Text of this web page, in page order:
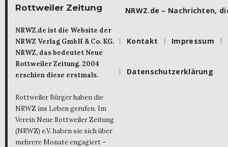
Rottweiler Zeitung
NRWZ.de ist die Website der
NRWZ Verlag GmbH & Co. KG.
NRWZ, das bedeutet Neue
Rottweiler Zeitung. 2004
erschien diese erstmals.
Rottweiler Bürger haben die
NRWZ ins Leben gerufen. Im
Verein Neue Rottweiler Zeitung
(NRWZ) e.V. haben sie sich über
mehrere Monate engagiert –
NRWZ.de – Nachrichten,
Kontakt Impressum
Datenschutzerklärung